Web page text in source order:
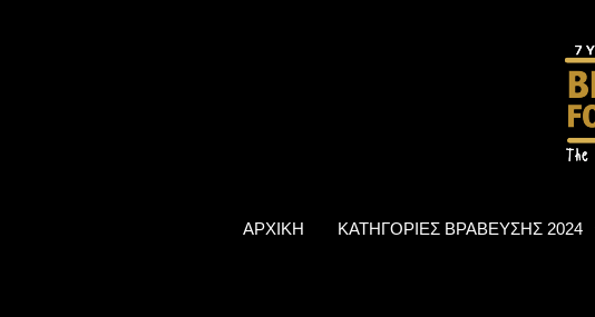
ΑΡΧΙΚΗ ΚΑΤΗΓΟΡΙΕΣ ΒΡΑΒΕΥΣΗΣ 2024